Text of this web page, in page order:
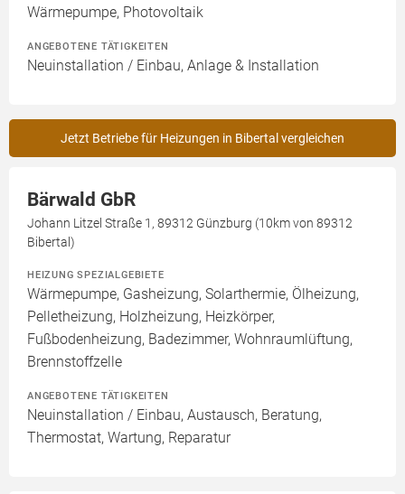
Wärmepumpe, Photovoltaik
ANGEBOTENE TÄTIGKEITEN
Neuinstallation / Einbau, Anlage & Installation
Jetzt Betriebe für Heizungen in Bibertal vergleichen
Bärwald GbR
Johann Litzel Straße 1, 89312 Günzburg (10km von 89312
Bibertal)
HEIZUNG SPEZIALGEBIETE
Wärmepumpe, Gasheizung, Solarthermie, Ölheizung,
Pelletheizung, Holzheizung, Heizkörper,
Fußbodenheizung, Badezimmer, Wohnraumlüftung,
Brennstoffzelle
ANGEBOTENE TÄTIGKEITEN
Neuinstallation / Einbau, Austausch, Beratung,
Thermostat, Wartung, Reparatur